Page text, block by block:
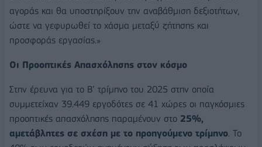
αγοράς και θα υποστηρίξουν την αναβάθμιση δεξιοτήτων,
ώστε να γεφυρωθεί το χάσμα μεταξύ ζήτησης και
προσφοράς εργασίας.»
Οι Προοπτικές Απασχόλησης στον κόσμο
Στην έρευνα για το Β’ τρίμηνο του 2025 στην οποία
συμμετείχαν 39.449 εργοδότες σε 41 χώρες οι παγκόσμιες
προοπτικές απασχόλησης παραμένουν στο 25%,
αμετάβλητες σε σχέση με το προηγούμενο τρίμηνο. Το